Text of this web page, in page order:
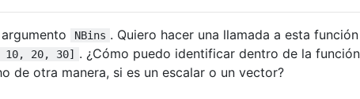
NBins . Quiero hacer una llamada a esta
10, 20, 30] . ¿Cómo puedo identificar dentro de la
de otra manera, si es un escalar o un vector?